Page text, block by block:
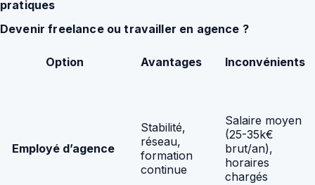
pratiques
Devenir freelance ou travailler en agence ?
Option Avantages Inconvénients
Employé d’agence
Stabilité,
réseau,
formation
continue
Salaire moyen
(25-35k€
brut/an),
horaires
chargés